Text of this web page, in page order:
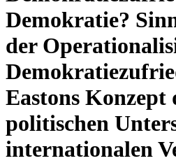
Demokratie?
der
Eastons Konzept
politischen
internationalen